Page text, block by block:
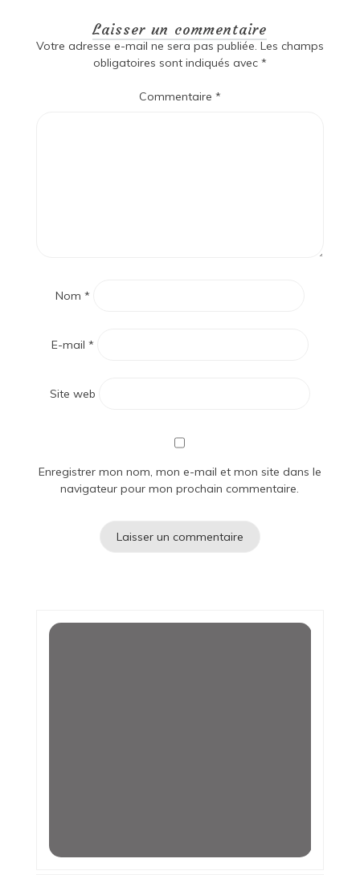
Laisser un commentaire
Votre adresse e-mail ne sera pas publiée. Les champs
obligatoires sont indiqués avec *
Commentaire *
Nom *
E-mail *
Site web
Enregistrer mon nom, mon e-mail et mon site dans le
navigateur pour mon prochain commentaire.